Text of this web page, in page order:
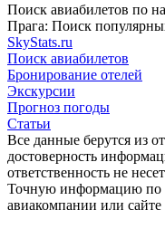
Поиск авиабилетов по
Прага: Поиск
SkyStats.ru
Поиск авиабилетов
Бронирование отелей
Экскурсии
Прогноз погоды
Статьи
Все данные берутся из
достоверность
ответственность не
Точную информацию по
авиакомпании или сайте